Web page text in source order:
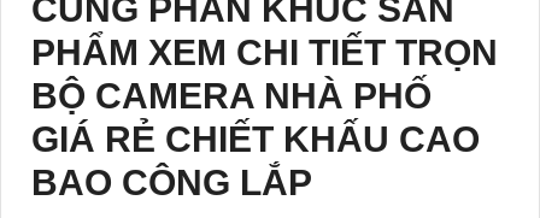
CÙNG PHÂN KHÚC SẢN
PHẨM XEM CHI TIẾT TRỌN
BỘ CAMERA NHÀ PHỐ
GIÁ RẺ CHIẾT KHẤU CAO
BAO CÔNG LẮP